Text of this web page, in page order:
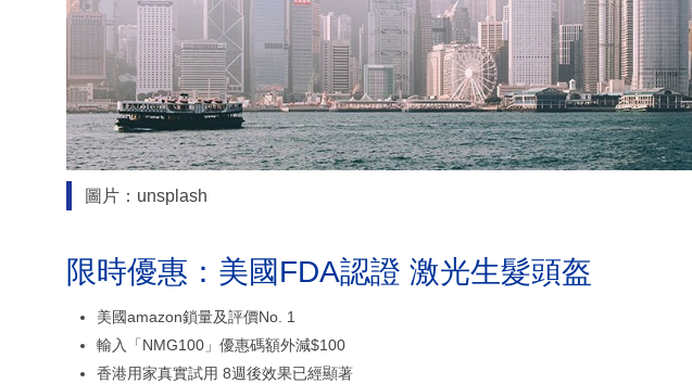
圖片：unsplash
限時優惠：美國FDA認證 激光生髮頭盔
美國amazon鎖量及評價No. 1
輸入「NMG100」優惠碼額外減$100
香港用家真實試用 8週後效果已經顯著